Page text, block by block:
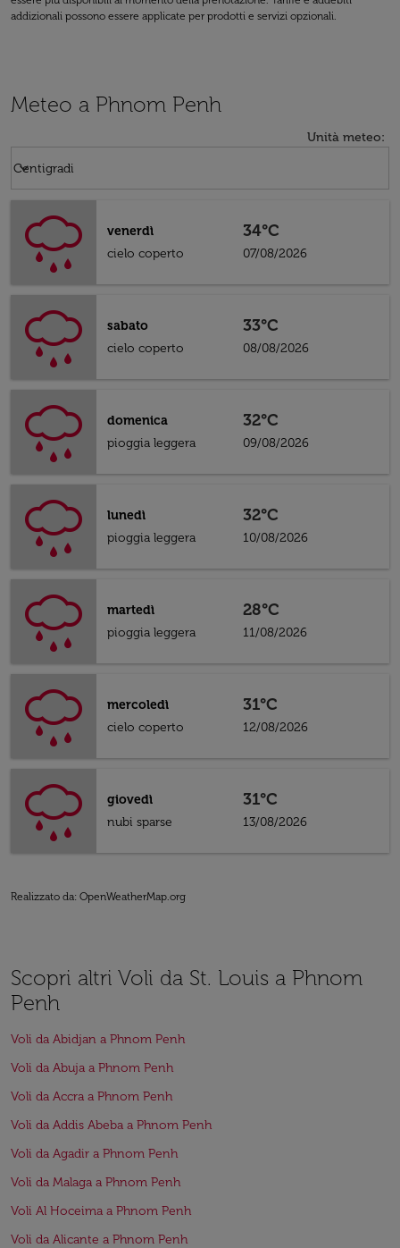
addizionali possono essere applicate per prodotti e servizi opzionali.
Meteo a Phnom Penh
Unità meteo:
Centigradi
keyboard_arrow_down
venerdì
cielo coperto
34°C
07/08/2026
sabato
cielo coperto
33°C
08/08/2026
domenica
pioggia leggera
32°C
09/08/2026
lunedì
pioggia leggera
32°C
10/08/2026
martedì
pioggia leggera
28°C
11/08/2026
mercoledì
cielo coperto
31°C
12/08/2026
giovedì
nubi sparse
31°C
13/08/2026
Realizzato da: OpenWeatherMap.org
Scopri altri Voli da St. Louis a Phnom
Penh
Voli da Abidjan a Phnom Penh
Voli da Abuja a Phnom Penh
Voli da Accra a Phnom Penh
Voli da Addis Abeba a Phnom Penh
Voli da Agadir a Phnom Penh
Voli da Malaga a Phnom Penh
Voli Al Hoceima a Phnom Penh
Voli da Alicante a Phnom Penh